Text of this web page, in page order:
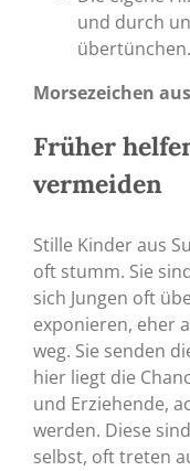
und durch
übertünchen.
Morsezeichen
Früher
vermeiden
Stille Kinder aus
oft stumm. Sie
sich Jungen oft
exponieren, eher
weg. Sie senden
hier liegt die
und Erziehende,
werden. Diese
selbst, oft treten